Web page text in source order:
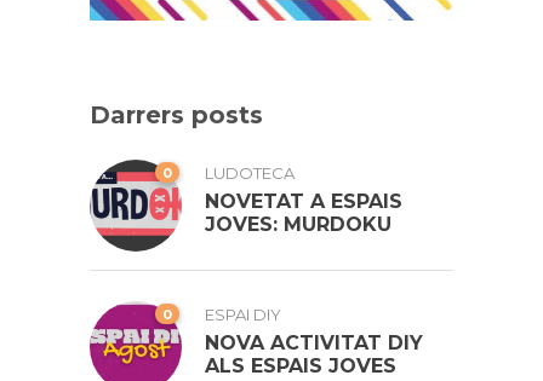
Darrers posts
0 LUDOTECA
NOVETAT A ESPAIS
JOVES: MURDOKU
0 ESPAI DIY
NOVA ACTIVITAT DIY
ALS ESPAIS JOVES